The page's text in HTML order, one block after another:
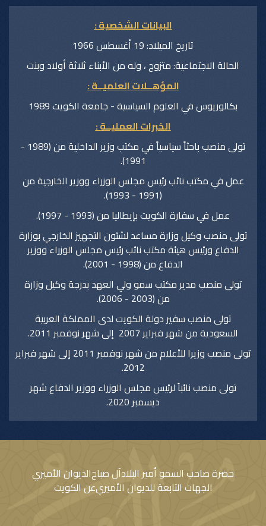
البيانات الشخصية :
تاريخ الميلاد: 19 أغسطس 1966
الحالة الاجتماعية: متزوج ، وله من الأبناء ثلاثة أولاد وبنت
المؤهــلات العلميــة :
بكالوريوس في العلوم السياسية - جامعة الكويت 1989
الخبرات العمليــة :
تولى منصب باحثاً سياسياً في مكتب وزير الداخلية من (1989 -
1991).
عمل في مكتب نائب رئيس مجلس الوزراء ووزير الخارجية من
(1991 - 1993).
عمل في سفارة الكويت بإيطاليا من (1993 - 1997).
تولى منصب وكيل وزارة مساعد لشئون التجهيز الخارجي بوزارة
الدفاع ورئيس هيئة مكتب نائب رئيس مجلس الوزراء ووزير
الدفاع من (1998 - 2001).
تولى منصب مدير مكتب سمو ولي العهد بدرجة وكيل وزارة
من (2003 - 2006).
تولى منصب سفير دولة الكويت لدى المملكة العربية
السعودية من شهر فبراير 2007 إلى شهر نوفمبر 2011.
تولى منصب وزيرا للأعلام من شهر نوفمبر 2011 إلى شهر فبراير
2012.
تولى منصب نائباً لرئيس مجلس الوزراء ووزير الدفاع شهر
ديسمبر 2020.
حضرة صاحب السمو أمير البلادآل صباحالديوان الأميري
الجهات التابعة للديوان الأميريعن الكويت